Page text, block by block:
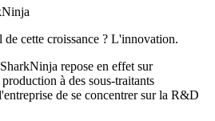
cette croissance ? L'innovation.
repose en effet sur
à des sous-traitants
de se concentrer sur la R&D